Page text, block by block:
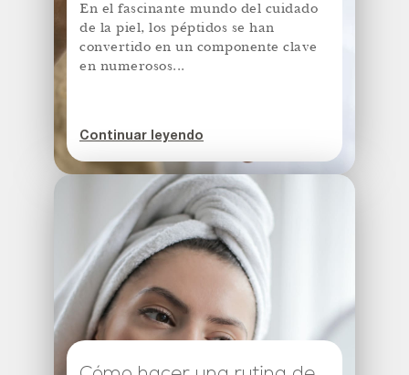
En el fascinante mundo del cuidado
de la piel, los péptidos se han
convertido en un componente clave
en numerosos...
Continuar leyendo